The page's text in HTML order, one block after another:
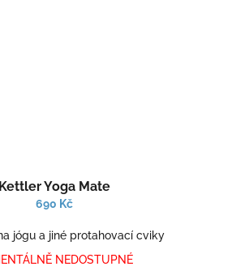
hodnocení
produktu
1,0
5
Kettler Yoga Mate
690 Kč
jógu a jiné protahovací cviky
NEDOSTUPNÉ